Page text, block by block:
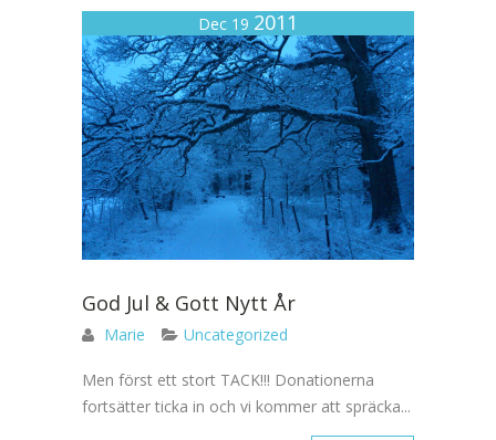
Dec 19 2011
God Jul & Gott Nytt År
Marie Uncategorized
Men först ett stort TACK!!! Donationerna
fortsätter ticka in och vi kommer att spräcka...